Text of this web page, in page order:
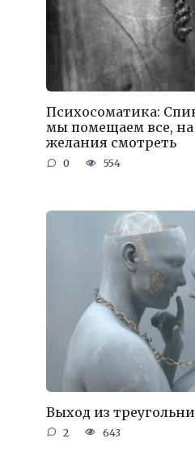
Психосоматика:
мы помещаем все, на
желания смотреть
0 554
Выход из
2 643